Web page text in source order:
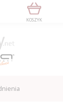
KOSZYK